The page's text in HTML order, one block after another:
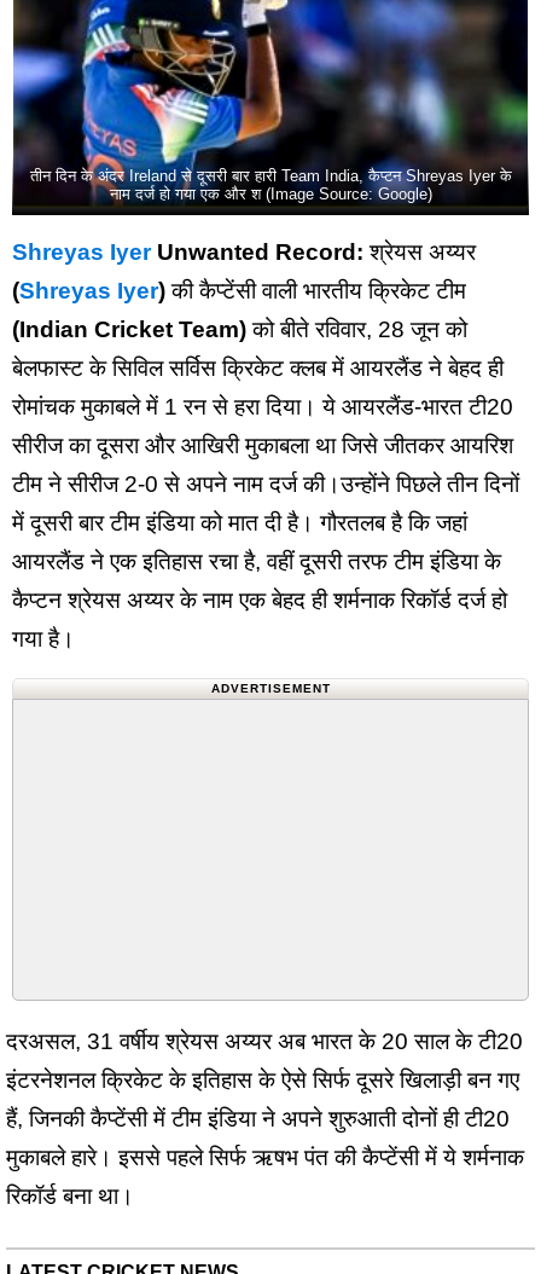
तीन दिन के अंदर Ireland से दूसरी बार हारी Team India, कैप्टन Shreyas Iyer के
नाम दर्ज हो गया एक और श (Image Source: Google)
Shreyas IyerUnwanted Record:श्रेयस अय्यर
(Shreyas Iyer)की कैप्टेंसी वाली भारतीय क्रिकेट टीम
(Indian Cricket Team)को बीते रविवार, 28 जून को
बेलफास्ट के सिविल सर्विस क्रिकेट क्लब में आयरलैंड ने बेहद ही
रोमांचक मुकाबले में 1 रन से हरा दिया। ये आयरलैंड-भारत टी20
सीरीज का दूसरा और आखिरी मुकाबला था जिसे जीतकर आयरिश
टीम ने सीरीज 2-0 से अपने नाम दर्ज की।उन्होंने पिछले तीन दिनों
में दूसरी बार टीम इंडिया को मात दी है। गौरतलब है कि जहां
आयरलैंड ने एक इतिहास रचा है, वहीं दूसरी तरफ टीम इंडिया के
कैप्टन श्रेयस अय्यर के नाम एक बेहद ही शर्मनाक रिकॉर्ड दर्ज हो
गया है।
ADVERTISEMENT
दरअसल, 31 वर्षीय श्रेयस अय्यर अब भारत के 20 साल के टी20
इंटरनेशनल क्रिकेट के इतिहास के ऐसे सिर्फ दूसरे खिलाड़ी बन गए
हैं, जिनकी कैप्टेंसी में टीम इंडिया ने अपने शुरुआती दोनों ही टी20
मुकाबले हारे। इससे पहले सिर्फ ऋषभ पंत की कैप्टेंसी में ये शर्मनाक
रिकॉर्ड बना था।